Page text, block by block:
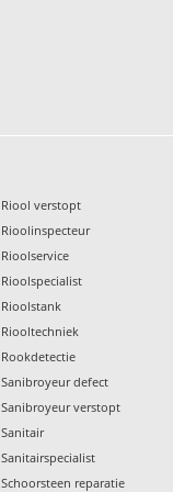
Riool verstopt
Rioolinspecteur
Rioolservice
Rioolspecialist
Rioolstank
Riooltechniek
Rookdetectie
Sanibroyeur defect
Sanibroyeur verstopt
Sanitair
Sanitairspecialist
Schoorsteen reparatie